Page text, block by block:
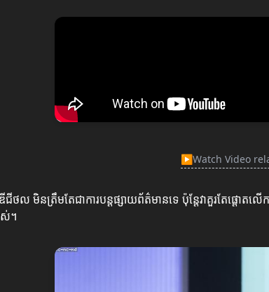
▶Watch Video
ល មិនត្រឹមតែជាការបន្តផ្សាយព័ត៌មានទេ ប៉ុន្តែវាគួរតែផ្ដោត
ស់។